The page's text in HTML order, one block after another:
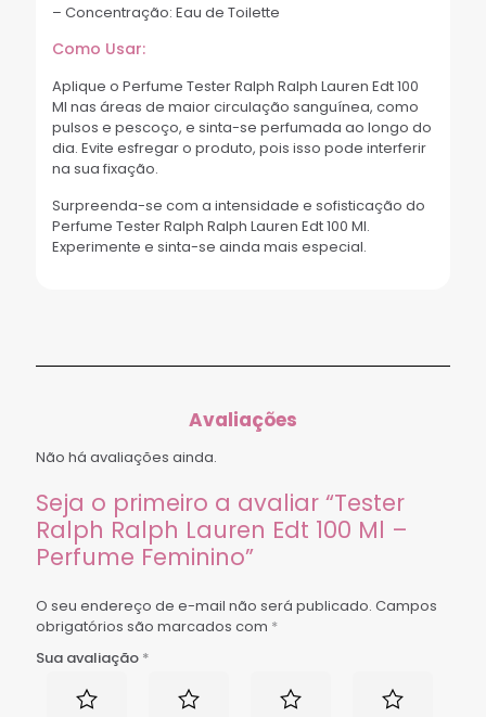
– Concentração: Eau de Toilette
Como Usar:
Aplique o Perfume Tester Ralph Ralph Lauren Edt 100
Ml nas áreas de maior circulação sanguínea, como
pulsos e pescoço, e sinta-se perfumada ao longo do
dia. Evite esfregar o produto, pois isso pode interferir
na sua fixação.
Surpreenda-se com a intensidade e sofisticação do
Perfume Tester Ralph Ralph Lauren Edt 100 Ml.
Experimente e sinta-se ainda mais especial.
Avaliações
Não há avaliações ainda.
Seja o primeiro a avaliar “Tester
Ralph Ralph Lauren Edt 100 Ml –
Perfume Feminino”
O seu endereço de e-mail não será publicado. Campos
obrigatórios são marcados com *
Sua avaliação *